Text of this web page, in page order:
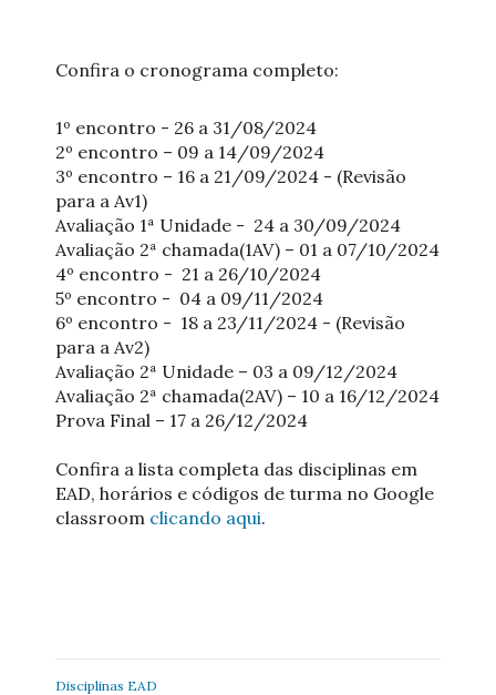
Confira o cronograma completo:
1º encontro - 26 a 31/08/2024
2º encontro – 09 a 14/09/2024
3º encontro – 16 a 21/09/2024 - (Revisão
para a Av1)
Avaliação 1ª Unidade - 24 a 30/09/2024
Avaliação 2ª chamada(1AV) – 01 a 07/10/2024
4º encontro - 21 a 26/10/2024
5º encontro - 04 a 09/11/2024
6º encontro - 18 a 23/11/2024 - (Revisão
para a Av2)
Avaliação 2ª Unidade – 03 a 09/12/2024
Avaliação 2ª chamada(2AV) – 10 a 16/12/2024
Prova Final – 17 a 26/12/2024
Confira a lista completa das disciplinas em
EAD, horários e códigos de turma no Google
classroom clicando aqui.
Disciplinas EAD